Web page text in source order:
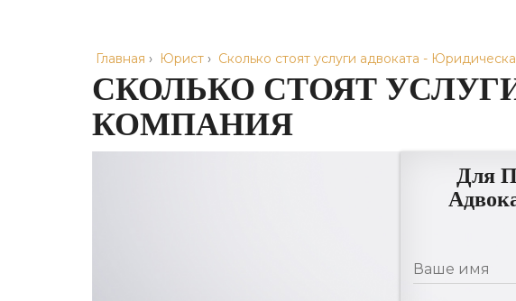
Главная › Юрист › Сколько стоят услуги адвоката -
СКОЛЬКО СТОЯТ
КОМПАНИЯ
Для